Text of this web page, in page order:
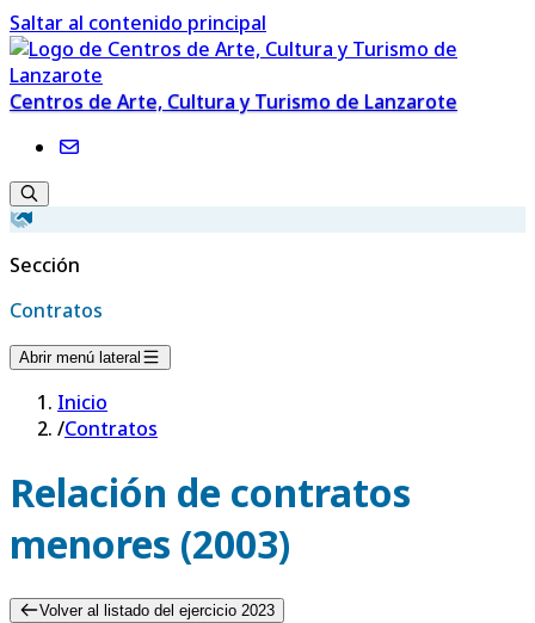
Saltar al contenido principal
Centros de Arte, Cultura y Turismo de Lanzarote
Sección
Contratos
Abrir menú lateral
Inicio
/Contratos
Relación de contratos
menores (2003)
Volver al listado del ejercicio 2023